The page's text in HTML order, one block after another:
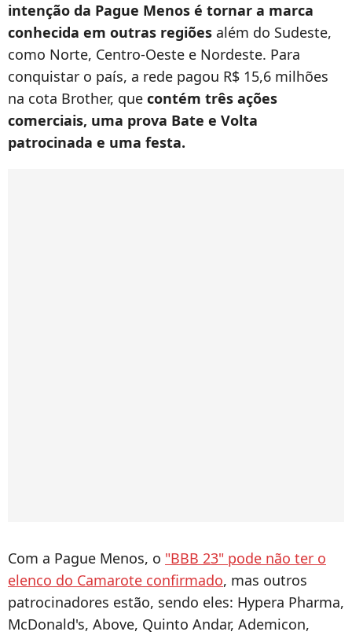
intenção da Pague Menos é tornar a marca
conhecida em outras regiões além do Sudeste,
como Norte, Centro-Oeste e Nordeste. Para
conquistar o país, a rede pagou R$ 15,6 milhões
na cota Brother, que contém três ações
comerciais, uma prova Bate e Volta
patrocinada e uma festa.
Com a Pague Menos, o "BBB 23" pode não ter o
elenco do Camarote confirmado, mas outros
patrocinadores estão, sendo eles: Hypera Pharma,
McDonald's, Above, Quinto Andar, Ademicon,